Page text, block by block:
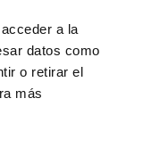
a la
datos como
o retirar el
más